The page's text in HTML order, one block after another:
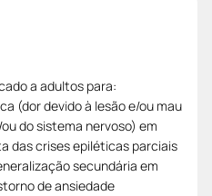
a adultos para:
(dor devido à lesão e/ou mau
do sistema nervoso) em
das crises epiléticas parciais
secundária em
de ansiedade